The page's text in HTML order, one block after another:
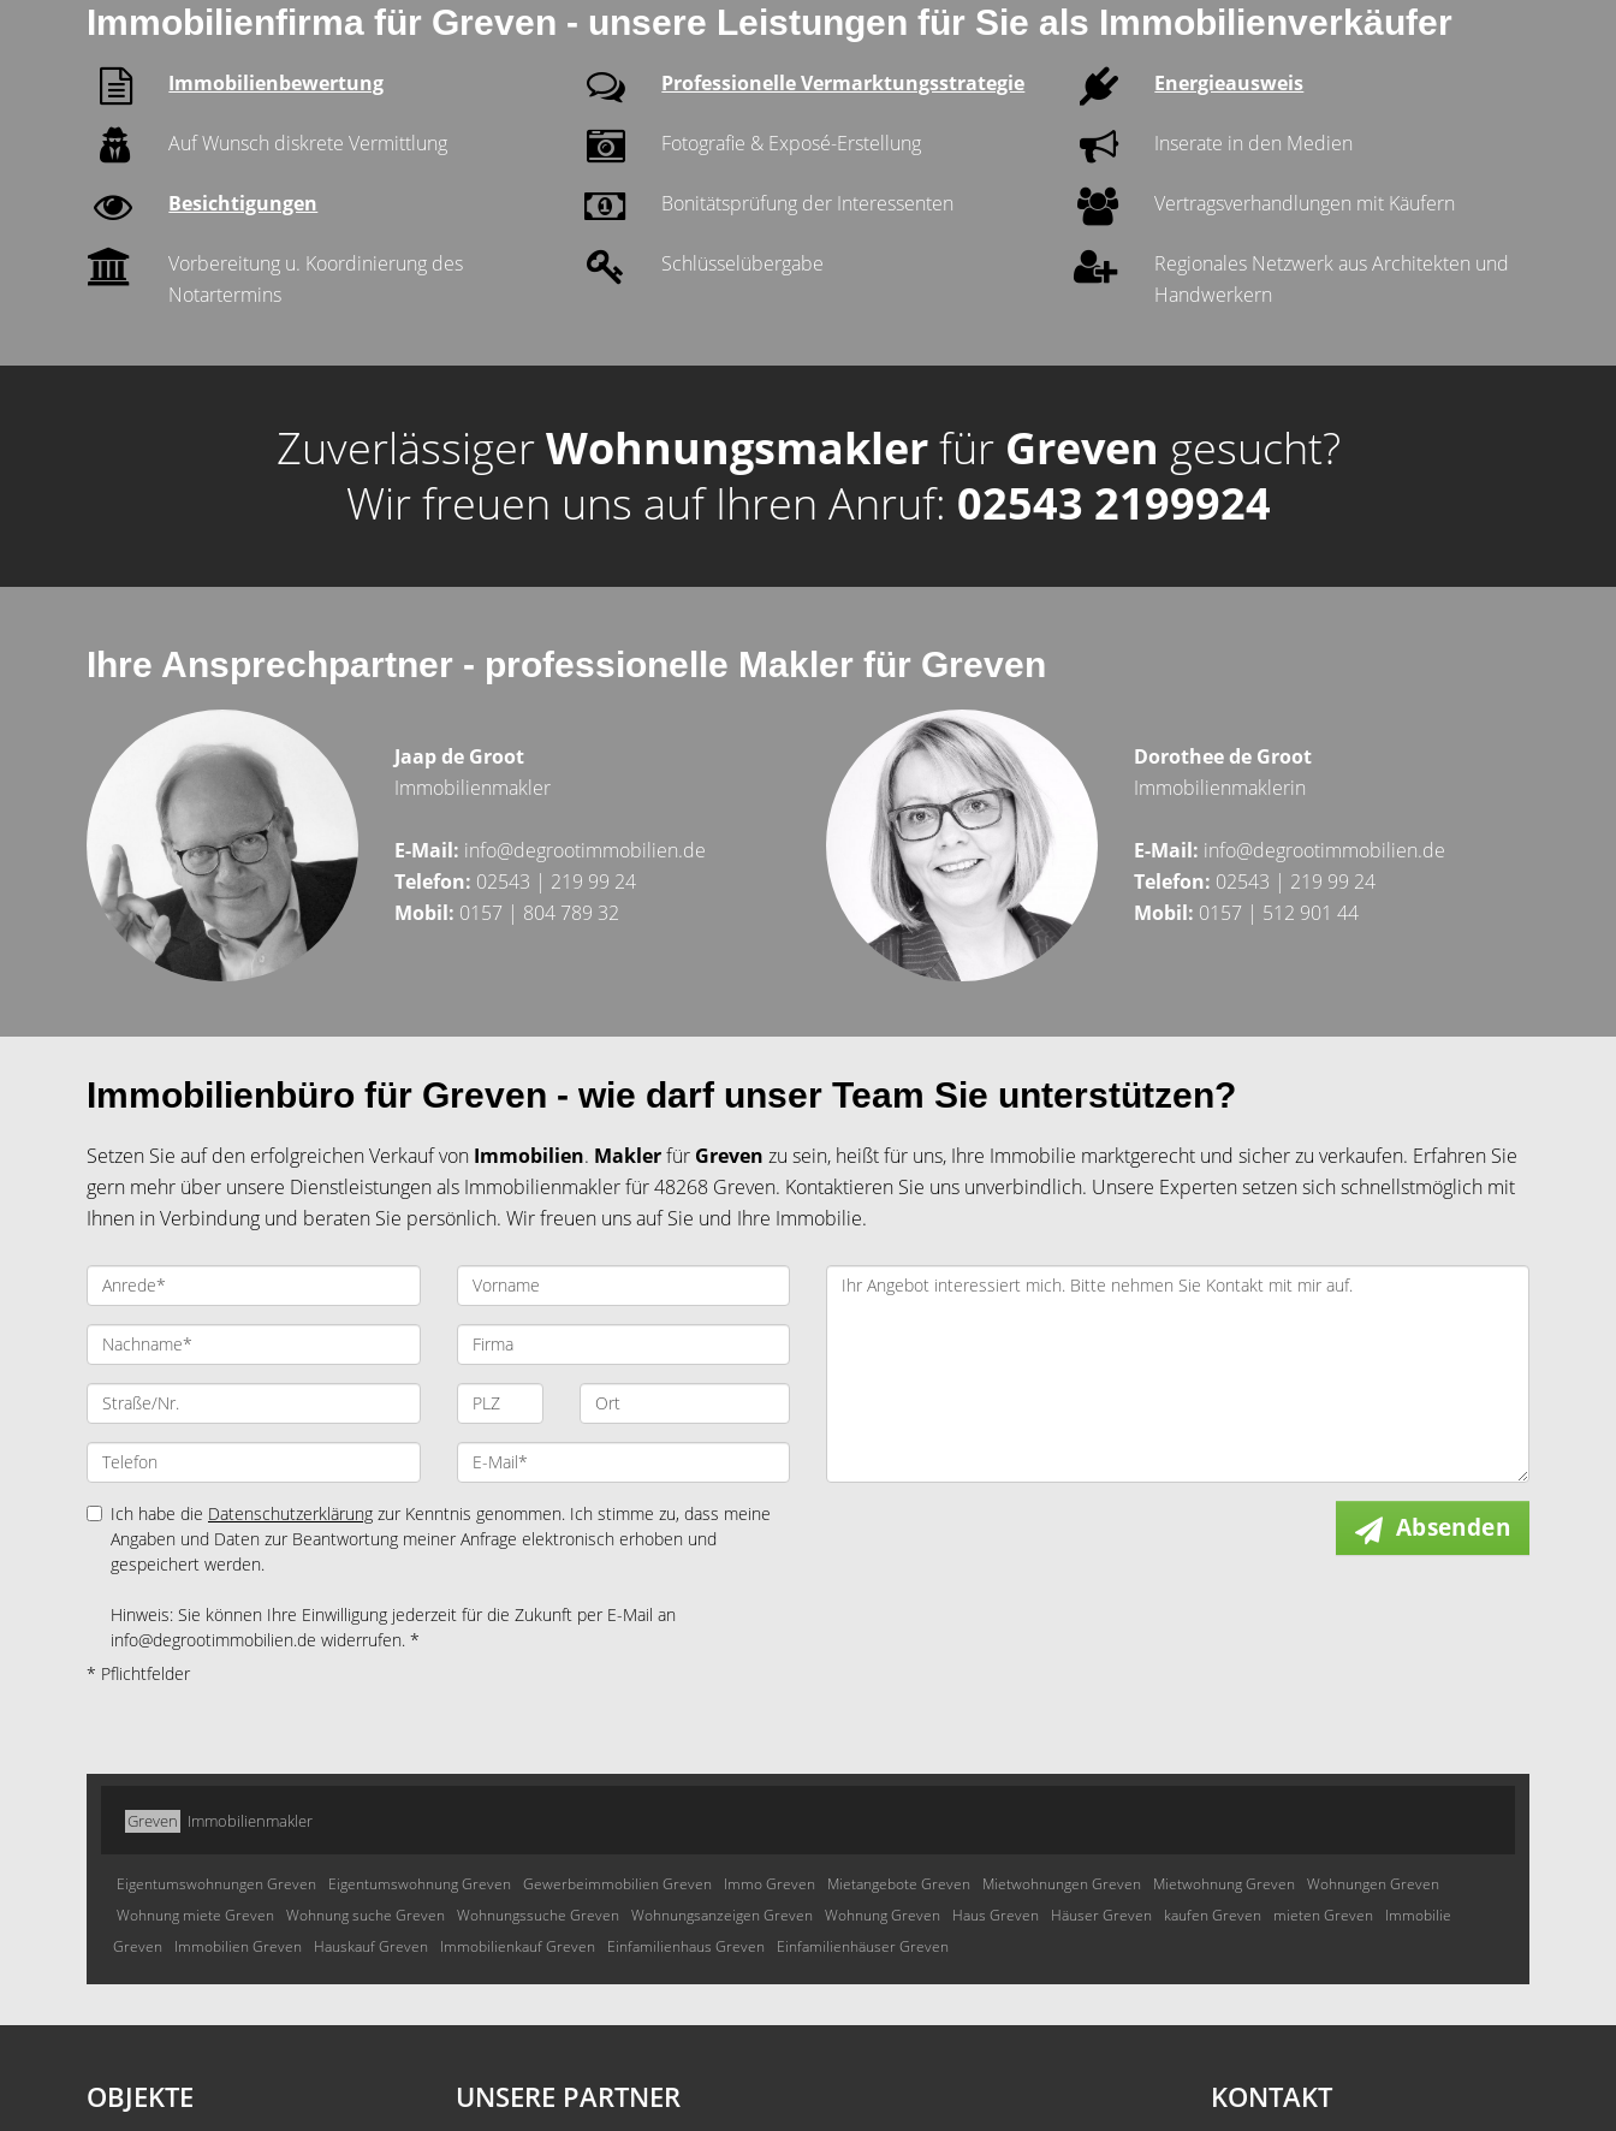
Immobilienfirma für Greven - unsere Leistungen für Sie als Immobilienverkäufer
Immobilienbewertung Professionelle Vermarktungsstrategie Energieausweis
Auf Wunsch diskrete Vermittlung Fotografie & Exposé-Erstellung Inserate in den Medien
Besichtigungen Bonitätsprüfung der Interessenten Vertragsverhandlungen mit Käufern
Vorbereitung u. Koordinierung des
Notartermins
Schlüsselübergabe
Regionales Netzwerk aus Architekten und
Handwerkern
ZuverlässigerWohnungsmaklerfür Greven gesucht?
Wir freuen uns auf Ihren Anruf: 02543 2199924
Ihre Ansprechpartner - professionelle Makler für Greven
Jaap de Groot
Immobilienmakler
E-Mail: info@degrootimmobilien.de
Telefon: 02543 | 219 99 24
Mobil: 0157 | 804 789 32
Dorothee de Groot
Immobilienmaklerin
E-Mail: info@degrootimmobilien.de
Telefon: 02543 | 219 99 24
Mobil: 0157 | 512 901 44
Immobilienbüro für Greven - wie darf unser Team Sie unterstützen?
Setzen Sie auf den erfolgreichen Verkauf von Immobilien. Maklerfür Greven zu sein, heißt für uns, Ihre Immobilie marktgerecht und sicher zu verkaufen. Erfahren Sie
gern mehr über unsere Dienstleistungen als Immobilienmakler für 48268 Greven. Kontaktieren Sie uns unverbindlich. Unsere Experten setzen sich schnellstmöglich mit
Ihnen in Verbindung und beraten Sie persönlich. Wir freuen uns auf Sie und Ihre Immobilie.
Ich habe die Datenschutzerklärung zur Kenntnis genommen. Ich stimme zu, dass meine
Angaben und Daten zur Beantwortung meiner Anfrage elektronisch erhoben und
gespeichert werden.
Hinweis: Sie können Ihre Einwilligung jederzeit für die Zukunft per E-Mail an
info@degrootimmobilien.de widerrufen. *
* Pflichtfelder
Absenden
Greven Immobilienmakler
Eigentumswohnungen Greven Eigentumswohnung Greven Gewerbeimmobilien Greven Immo Greven Mietangebote Greven Mietwohnungen Greven Mietwohnung Greven
Wohnungen Greven
Wohnung miete Greven
Wohnung suche Greven Wohnungssuche Greven Wohnungsanzeigen Greven Wohnung Greven Haus Greven Häuser Greven kaufen Greven mieten Greven
Immobilie
Greven
Immobilien Greven Hauskauf Greven Immobilienkauf Greven Einfamilienhaus Greven Einfamilienhäuser Greven
OBJEKTE UNSERE PARTNER KONTAKT